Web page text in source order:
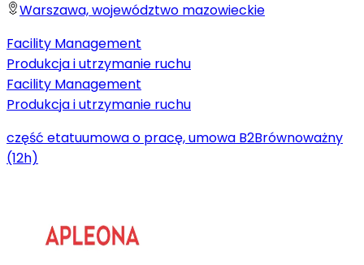
Warszawa, województwo mazowieckie
Facility Management
Produkcja i utrzymanie ruchu
Facility Management
Produkcja i utrzymanie ruchu
część etatuumowa o pracę, umowa B2Brównoważny
(12h)